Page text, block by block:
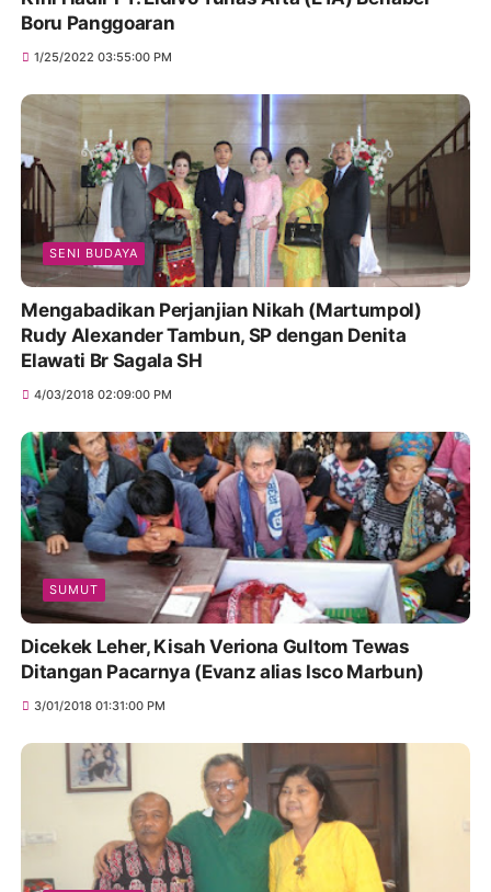
Boru Panggoaran
1/25/2022 03:55:00 PM
SENI BUDAYA
Mengabadikan Perjanjian Nikah (Martumpol)
Rudy Alexander Tambun, SP dengan Denita
Elawati Br Sagala SH
4/03/2018 02:09:00 PM
SUMUT
Dicekek Leher, Kisah Veriona Gultom Tewas
Ditangan Pacarnya (Evanz alias Isco Marbun)
3/01/2018 01:31:00 PM